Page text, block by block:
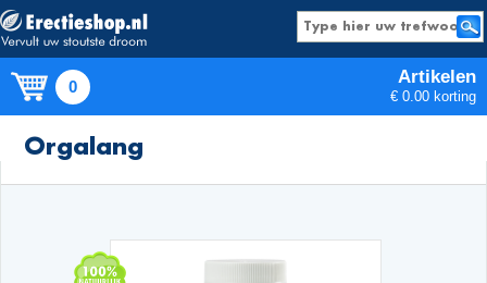
0 Artikelen
€ 0.00 korting
Orgalang